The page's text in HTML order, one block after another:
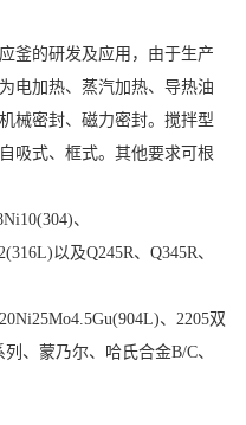
的研发及应用，由于生产
电加热、蒸汽加热、导热油
械密封、磁力密封。搅拌型
吸式、框式。其他要求可根
、
以及Q245R、Q345R、
、2205双
、蒙乃尔、哈氏合金B/C、